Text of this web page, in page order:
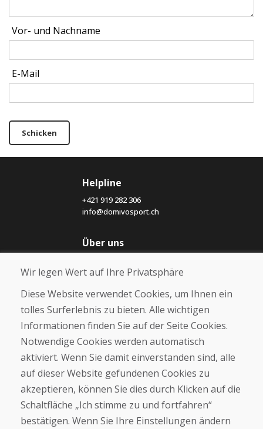
Vor- und Nachname
E-Mail
Schicken
Helpline
+421 919 282 306
info@domivosport.ch
Über uns
Über uns
Kontakt
Kaufen
E-Shop
Geschäftsbedingungen
Zahlung
Beschwerde
Rückgabe und Umtausch von Waren
Cookies
Wir legen Wert auf Ihre Privatsphäre
Diese Website verwendet Cookies, um Ihnen ein
tolles Surferlebnis zu bieten. Alle wichtigen
Informationen finden Sie auf der Seite Cookies.
Notwendige Cookies werden automatisch
aktiviert. Wenn Sie damit einverstanden sind, alle
auf dieser Website gefundenen Cookies zu
akzeptieren, können Sie dies durch Klicken auf die
Schaltfläche „Ich stimme zu und fortfahren“
bestätigen. Wenn Sie Ihre Einstellungen ändern